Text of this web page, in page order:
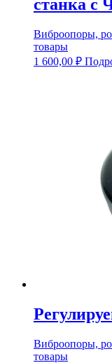
станка с
Виброопоры,
товары
1 600,00 ₽
Виброопоры,
товары